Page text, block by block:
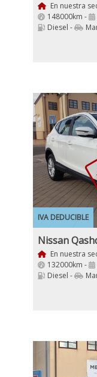
En nuestra
148000km -
Diesel -
IVA DEDUCIBLE
En nuestra
132000km -
Diesel -